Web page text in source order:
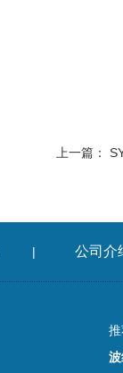
上一篇：
| 公司介